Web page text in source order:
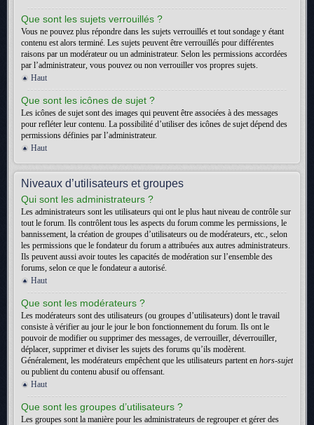
Que sont les sujets verrouillés ?
Vous ne pouvez plus répondre dans les sujets verrouillés et tout sondage y étant
contenu est alors terminé. Les sujets peuvent être verrouillés pour différentes
raisons par un modérateur ou un administrateur. Selon les permissions accordées
par l’administrateur, vous pouvez ou non verrouiller vos propres sujets.
Haut
Que sont les icônes de sujet ?
Les icônes de sujet sont des images qui peuvent être associées à des messages
pour refléter leur contenu. La possibilité d’utiliser des icônes de sujet dépend des
permissions définies par l’administrateur.
Haut
Niveaux d’utilisateurs et groupes
Qui sont les administrateurs ?
Les administrateurs sont les utilisateurs qui ont le plus haut niveau de contrôle sur
tout le forum. Ils contrôlent tous les aspects du forum comme les permissions, le
bannissement, la création de groupes d’utilisateurs ou de modérateurs, etc., selon
les permissions que le fondateur du forum a attribuées aux autres administrateurs.
Ils peuvent aussi avoir toutes les capacités de modération sur l’ensemble des
forums, selon ce que le fondateur a autorisé.
Haut
Que sont les modérateurs ?
Les modérateurs sont des utilisateurs (ou groupes d’utilisateurs) dont le travail
consiste à vérifier au jour le jour le bon fonctionnement du forum. Ils ont le
pouvoir de modifier ou supprimer des messages, de verrouiller, déverrouiller,
déplacer, supprimer et diviser les sujets des forums qu’ils modèrent.
Généralement, les modérateurs empêchent que les utilisateurs partent en hors-sujet
ou publient du contenu abusif ou offensant.
Haut
Que sont les groupes d’utilisateurs ?
Les groupes sont la manière pour les administrateurs de regrouper et gérer des